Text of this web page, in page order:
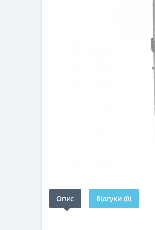
Опис Відгуки (0)